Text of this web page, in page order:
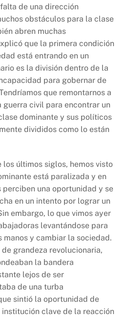
de una dirección
obstáculos para la clase
abren muchas
que la primera condición
está entrando en un
es la división dentro de la
para gobernar de
que remontarnos a
guerra civil para encontrar un
dominante y sus políticos
divididos como lo están
los últimos siglos, hemos visto
está paralizada y en
perciben una oportunidad y se
en un intento por lograr un
embargo, lo que vimos ayer
levantándose para
manos y cambiar la sociedad.
grandeza revolucionaria,
la bandera
lejos de ser
de una turba
sintió la oportunidad de
clave de la reacción